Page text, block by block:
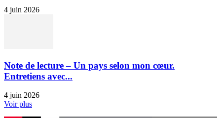
4 juin 2026
Note de lecture – Un pays selon mon cœur.
Entretiens avec...
4 juin 2026
Voir plus